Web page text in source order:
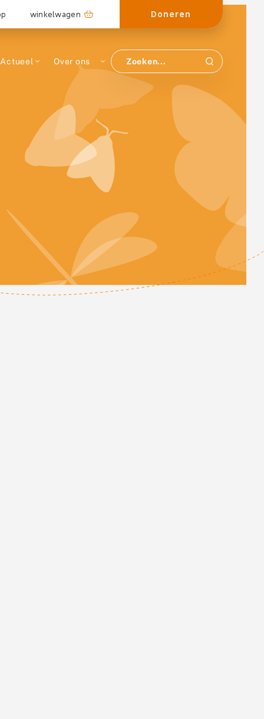
winkelwagen Doneren
Actueel Over ons